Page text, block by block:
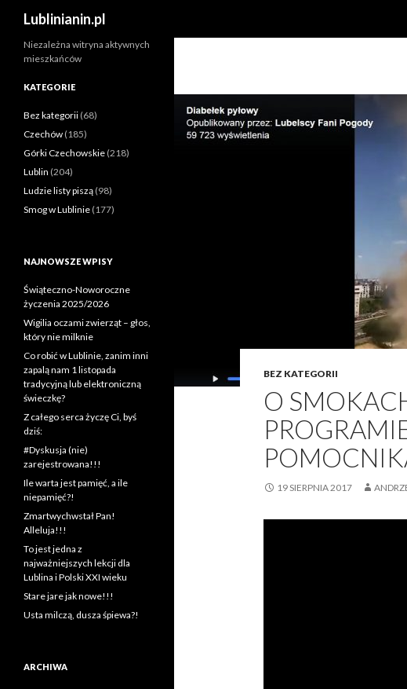
Lublinianin.pl
BEZ KATEGORII
O
19 SIERPNIA 2017
Niezależna witryna aktywnych
mieszkańców
KATEGORIE
Bez kategorii (68)
Czechów (185)
Górki Czechowskie (218)
Lublin (204)
Ludzie listy piszą (98)
Smog w Lublinie (177)
NAJNOWSZE WPISY
Świąteczno-Noworoczne
życzenia 2025/2026
Wigilia oczami zwierząt – głos,
który nie milknie
Co robić w Lublinie, zanim inni
zapalą nam 1 listopada
tradycyjną lub elektroniczną
świeczkę?
Z całego serca życzę Ci, byś
dziś:
#Dyskusja (nie)
zarejestrowana!!!
Ile warta jest pamięć, a ile
niepamięć?!
Zmartwychwstał Pan!
Alleluja!!!
To jest jedna z
najważniejszych lekcji dla
Lublina i Polski XXI wieku
Stare jare jak nowe!!!
Usta milczą, dusza śpiewa?!
ARCHIWA